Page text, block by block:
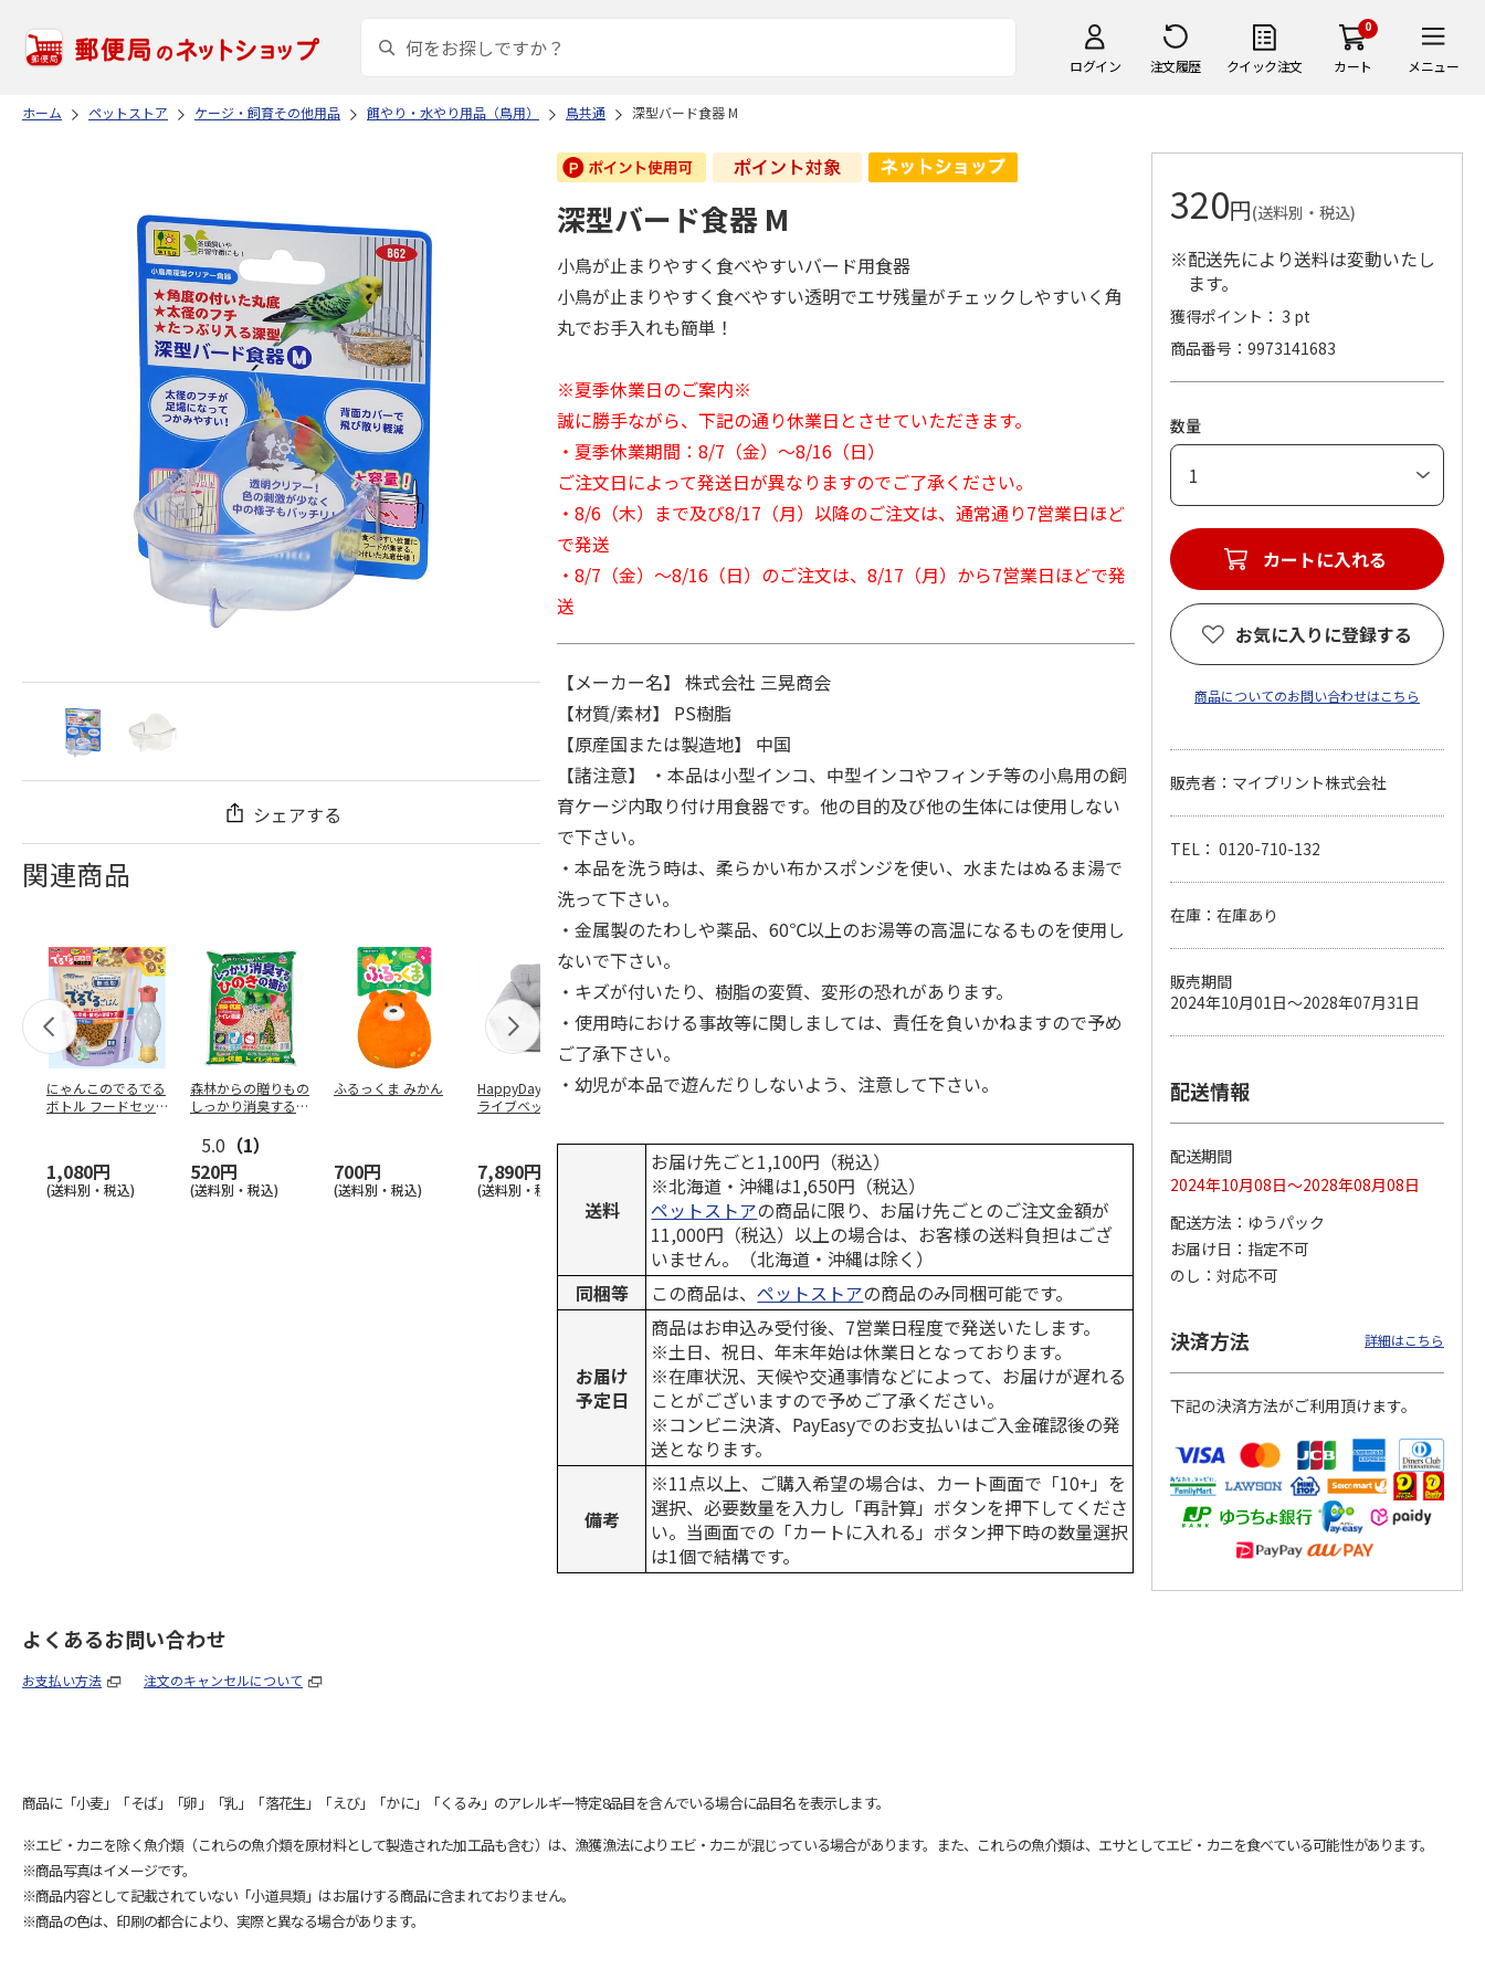
ログイン 注文履歴 クイック注文
0
カート メニュー
ホーム ペットストア ケージ・飼育その他用品 餌やり・水やり用品（鳥用） 鳥共通 深型バード食器 M
シェアする
関連商品
にゃんこのでるでる
ボトル フードセッ
1,080円
(送料別・税込)
森林からの贈りもの
しっかり消臭するひ
5.0 （1）
520円
(送料別・税込)
ふるっくま みかん
700円
(送料別・税込)
HappyDays 2wayド
ライブベッド グレ
7,890円
(送料別・税込)
獣医師開発 ニオイ
レー
1,550円
(送料別・税込)
デオトイレ 飛び散
1,320円
(送料別・税込)
銀のスプーン パウ
おに…
120円
(送料別・税込)
…
ペット線香 虹のか
なた フルーティフ
ローラルの香り
590円
(送料別・税込)
えBOX とりささ…
380円
(送料別・税込)
深型バード食器 M
小鳥が止まりやすく食べやすいバード用食器
小鳥が止まりやすく食べやすい透明でエサ残量がチェックしやすいく角
丸でお手入れも簡単！
※夏季休業日のご案内※
誠に勝手ながら、下記の通り休業日とさせていただきます。
・夏季休業期間：8/7（金）～8/16（日）
ご注文日によって発送日が異なりますのでご了承ください。
・8/6（木）まで及び8/17（月）以降のご注文は、通常通り7営業日ほど
で発送
・8/7（金）～8/16（日）のご注文は、8/17（月）から7営業日ほどで発
送
【メーカー名】 株式会社 三晃商会
【材質/素材】 PS樹脂
【原産国または製造地】 中国
【諸注意】 ・本品は小型インコ、中型インコやフィンチ等の小鳥用の飼
育ケージ内取り付け用食器です。他の目的及び他の生体には使用しない
で下さい。
・本品を洗う時は、柔らかい布かスポンジを使い、水またはぬるま湯で
洗って下さい。
・金属製のたわしや薬品、60℃以上のお湯等の高温になるものを使用し
ないで下さい。
・キズが付いたり、樹脂の変質、変形の恐れがあります。
・使用時における事故等に関しましては、責任を負いかねますので予め
ご了承下さい。
・幼児が本品で遊んだりしないよう、注意して下さい。
送料
お届け先ごと1,100円（税込）
※北海道・沖縄は1,650円（税込）
ペットストアの商品に限り、お届け先ごとのご注文金額が
11,000円（税込）以上の場合は、お客様の送料負担はござ
いません。（北海道・沖縄は除く）
同梱等
この商品は、ペットストアの商品のみ同梱可能です。
お届け
予定日
商品はお申込み受付後、7営業日程度で発送いたします。
※土日、祝日、年末年始は休業日となっております。
※在庫状況、天候や交通事情などによって、お届けが遅れる
ことがございますので予めご了承ください。
※コンビニ決済、PayEasyでのお支払いはご入金確認後の発
送となります。
備考
※11点以上、ご購入希望の場合は、カート画面で「10+」を
選択、必要数量を入力し「再計算」ボタンを押下してくださ
い。当画面での「カートに入れる」ボタン押下時の数量選択
は1個で結構です。
320円(送料別・税込)
※配送先により送料は変動いたし
ます。
獲得ポイント： 3 pt
商品番号
9973141683
数量
カートに入れる
お気に入りに登録する
商品についてのお問い合わせはこちら
販売者：マイプリント株式会社
TEL： 0120-710-132
在庫：在庫あり
販売期間
2024年10月01日～2028年07月31日
配送情報
配送期間
2024年10月08日～2028年08月08日
配送方法
ゆうパック
お届け日
指定不可
のし
対応不可
決済方法 詳細はこちら
下記の決済方法がご利用頂けます。
よくあるお問い合わせ
お支払い方法 注文のキャンセルについて
商品に「小麦」「そば」「卵」「乳」「落花生」「えび」「かに」「くるみ」のアレルギー特定8品目を含んでいる場合に品目名を表示します。
※エビ・カニを除く魚介類（これらの魚介類を原材料として製造された加工品も含む）は、漁獲漁法によりエビ・カニが混じっている場合があります。また、これらの魚介類は、エサとしてエビ・カニを食べている可能性があります。
※商品写真はイメージです。
※商品内容として記載されていない「小道具類」はお届けする商品に含まれておりません。
※商品の色は、印刷の都合により、実際と異なる場合があります。